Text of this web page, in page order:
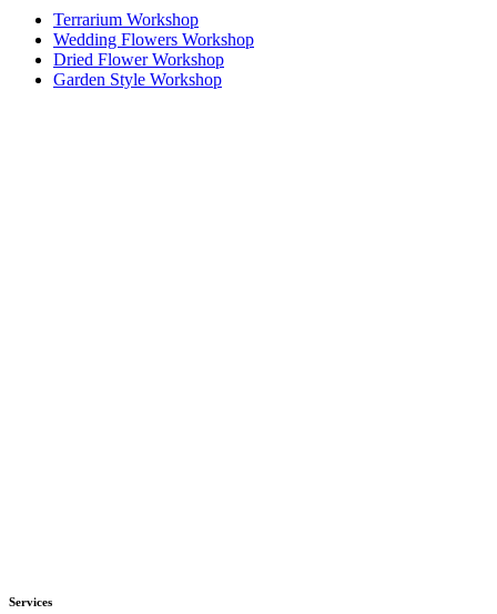
Terrarium Workshop
Wedding Flowers Workshop
Dried Flower Workshop
Garden Style Workshop
Services